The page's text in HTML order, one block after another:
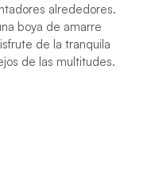
alrededores.
boya de amarre
de la tranquila
de las multitudes.